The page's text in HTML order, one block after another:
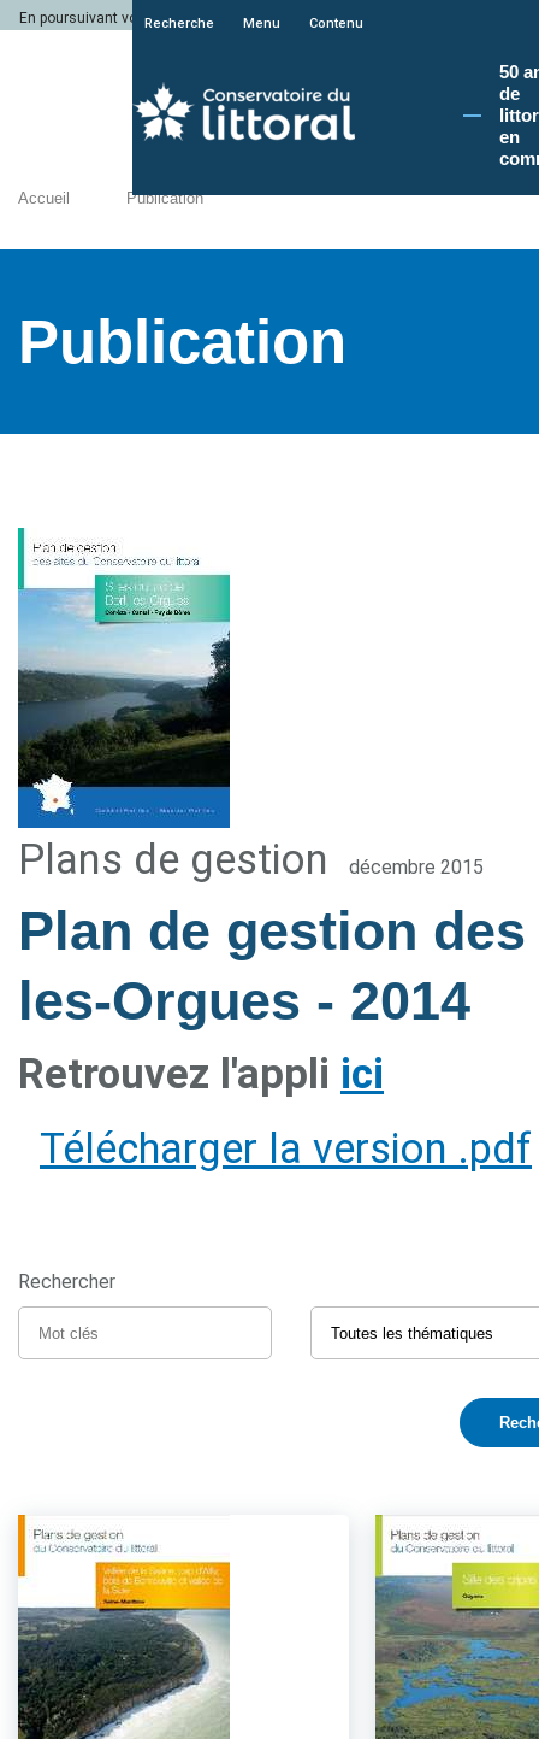
En poursuivant votre navigation sur le site du Conservatoire du littoral, vous
Recherche Menu Contenu
50
de
en
Accueil Publication
Publication
Plans de gestion décembre 2015
Plan de gestion
les-Orgues - 2014
Retrouvez l'appli ici
Télécharger la version .pdf
Rechercher